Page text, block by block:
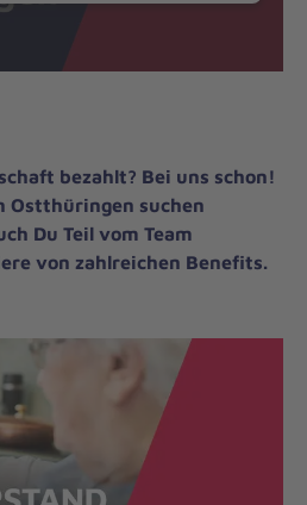
bezahlt? Bei uns schon!
Ostthüringen suchen
Du Teil vom Team
von zahlreichen Benefits.